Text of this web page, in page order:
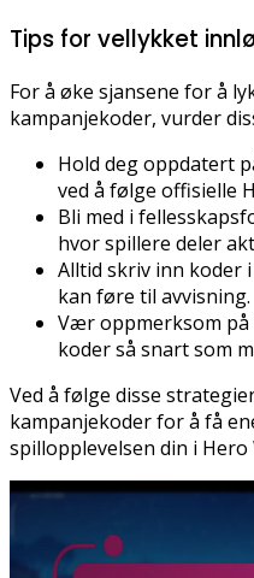
Tips for vellykket
For å øke sjansene for å
kampanjekoder, vurder
Hold deg oppdatert
ved å følge offisielle
Bli med i
hvor spillere deler
Alltid skriv inn koder
kan føre til avvisning.
Vær oppmerksom
koder så snart som
Ved å følge disse
kampanjekoder for å få
spillopplevelsen din i Hero